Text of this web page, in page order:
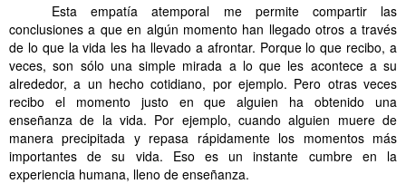
Esta empatía atemporal me permite compartir las
conclusiones a que en algún momento han llegado otros a través
de lo que la vida les ha llevado a afrontar. Porque lo que recibo, a
veces, son sólo una simple mirada a lo que les acontece a su
alrededor, a un hecho cotidiano, por ejemplo. Pero otras veces
recibo el momento justo en que alguien ha obtenido una
enseñanza de la vida. Por ejemplo, cuando alguien muere de
manera precipitada y repasa rápidamente los momentos más
importantes de su vida. Eso es un instante cumbre en la
experiencia humana, lleno de enseñanza.